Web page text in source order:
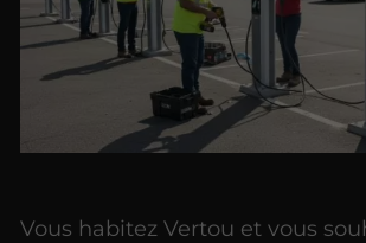
Vous habitez Vertou et vous